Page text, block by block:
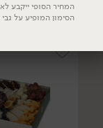
המחיר הסופי ייקבע
הסימון המופיע על